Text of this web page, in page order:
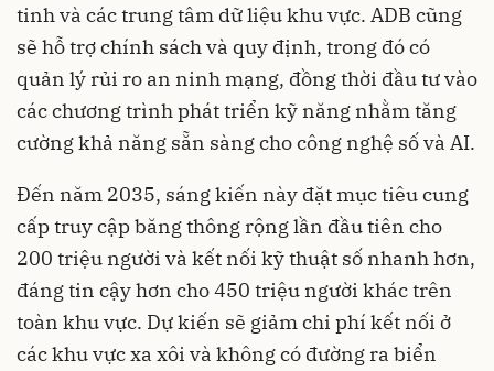
tinh và các trung tâm dữ liệu khu vực. ADB cũng
sẽ hỗ trợ chính sách và quy định, trong đó có
quản lý rủi ro an ninh mạng, đồng thời đầu tư vào
các chương trình phát triển kỹ năng nhằm tăng
cường khả năng sẵn sàng cho công nghệ số và AI.
Đến năm 2035, sáng kiến ​​này đặt mục tiêu cung
cấp truy cập băng thông rộng lần đầu tiên cho
200 triệu người và kết nối kỹ thuật số nhanh hơn,
đáng tin cậy hơn cho 450 triệu người khác trên
toàn khu vực. Dự kiến ​​​​sẽ giảm chi phí kết nối ở
các khu vực xa xôi và không có đường ra biển